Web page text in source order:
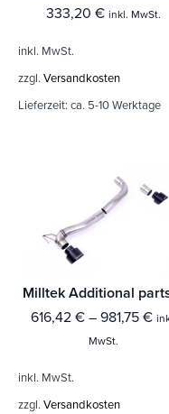
333,20 € inkl. MwSt.
inkl. MwSt.
zzgl. Versandkosten
Lieferzeit: ca. 5-10 Werktage
616,42 € – 981,75 €
MwSt.
inkl. MwSt.
zzgl. Versandkosten